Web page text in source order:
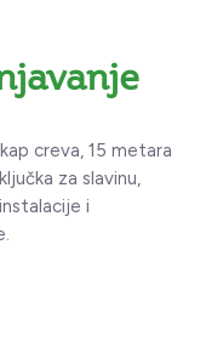
creva, 15 metara
za slavinu,
i